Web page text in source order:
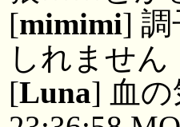
[mimimi] 調
しれません
[Luna] 血